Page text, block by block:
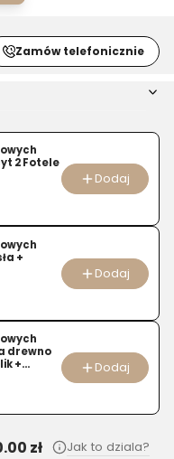
Zamów telefonicznie
2 Fotele
Dodaj
+
Dodaj
drewno
+
Dodaj
zł Jak to dziala?